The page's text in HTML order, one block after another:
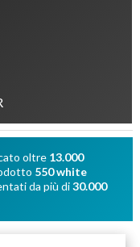
oltre 13.000
550 white
da più di30.000